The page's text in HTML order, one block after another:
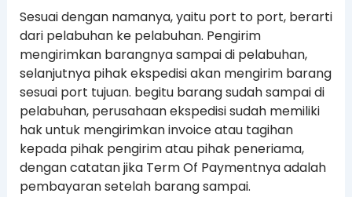
Sesuai dengan namanya, yaitu port to port, berarti
dari pelabuhan ke pelabuhan. Pengirim
mengirimkan barangnya sampai di pelabuhan,
selanjutnya pihak ekspedisi akan mengirim barang
sesuai port tujuan. begitu barang sudah sampai di
pelabuhan, perusahaan ekspedisi sudah memiliki
hak untuk mengirimkan invoice atau tagihan
kepada pihak pengirim atau pihak peneriama,
dengan catatan jika Term Of Paymentnya adalah
pembayaran setelah barang sampai.